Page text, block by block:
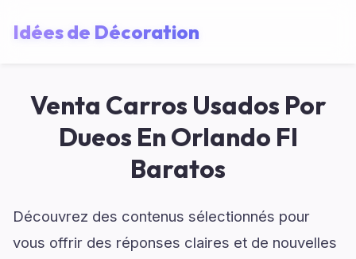
Idées de Décoration
Venta Carros Usados Por
Dueos En Orlando Fl
Baratos
Découvrez des contenus sélectionnés pour
vous offrir des réponses claires et de nouvelles